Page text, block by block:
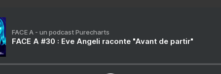
FACE A - un podcast Purecharts
FACE A #30 : Eve Angeli raconte "Avant de partir"